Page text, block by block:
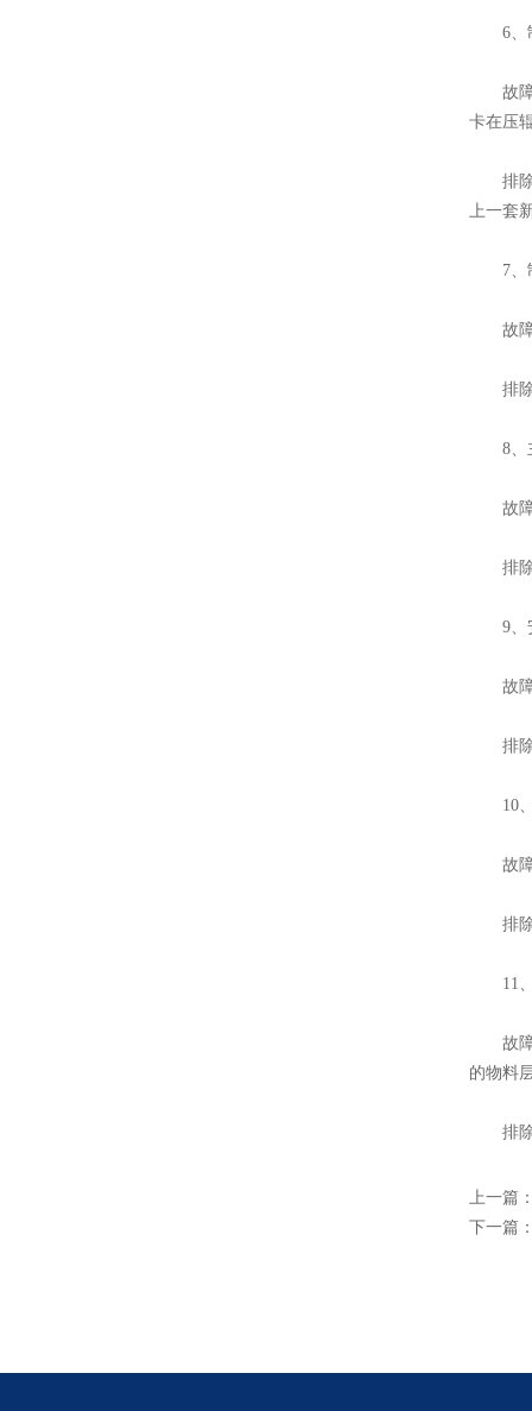
6、制
故障
卡在压
排除
上一套
7、制
故障
排除
8、主
故障
排除
9、
故障
排除
10、
故障
排除
11、
故障
的物料
排除
上一篇
下一篇